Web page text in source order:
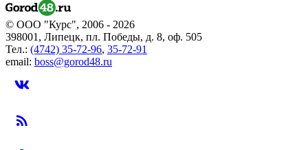
© ООО "Курс", 2006 - 2026
398001, Липецк, пл. Победы, д. 8, оф. 505
Тел.: (4742) 35-72-96, 35-72-91
email: boss@gorod48.ru